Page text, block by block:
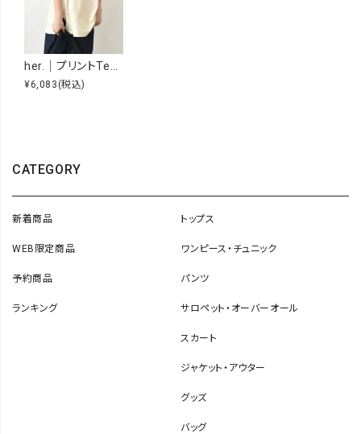
¥6,083 (税込)
CATEGORY
新着商品
WEB限定商品
予約商品
ランキング
トップス
ワンピース・チュニック
パンツ
サロペット・オーバーオール
スカート
ジャケット・アウター
グッズ
バッグ